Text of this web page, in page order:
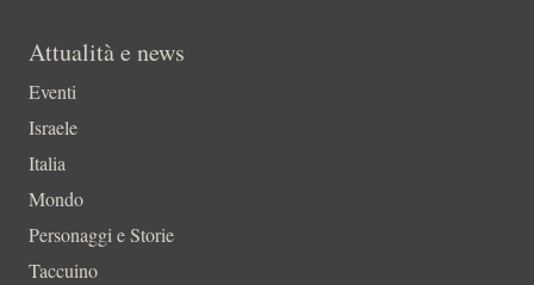
Attualità e news
Eventi
Israele
Italia
Mondo
Personaggi e Storie
Taccuino